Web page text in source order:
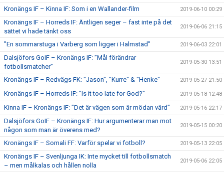
Kronängs IF – Kinna IF: Som i en Wallander-film 2019-06-10 00:29
Kronängs IF – Horreds IF: Äntligen seger – fast inte på det
sättet vi hade tänkt oss
2019-06-06 21:15
”En sommarstuga i Varberg som ligger i Halmstad” 2019-06-03 22:01
Dalsjöfors GoIF – Kronängs IF: ”Mål förändrar
fotbollsmatcher”
2019-05-30 13:51
Kronängs IF – Redvägs FK: "Jason", "Kurre" & "Henke" 2019-05-27 21:50
Kronängs IF – Horreds IF: ”Is it too late for God?” 2019-05-18 12:48
Kinna IF – Kronängs IF: ”Det är vägen som är mödan värd” 2019-05-16 22:17
Dalsjöfors GoIF – Kronängs IF: Hur argumenterar man mot
någon som man är överens med?
2019-05-15 00:20
Kronängs IF – Somali FF: Varför spelar vi fotboll? 2019-05-13 22:05
Kronängs IF – Svenljunga IK: Inte mycket till fotbollsmatch
– men målkalas och hållen nolla
2019-05-06 22:05